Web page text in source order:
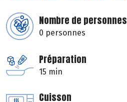
Nombre de personnes
0 personnes
Préparation
15 min
Cuisson